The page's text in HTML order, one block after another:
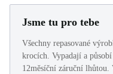
Jsme tu pro tebe
Všechny repasované
krocích. Vypadají a
12měsíční záruční lhůtou.